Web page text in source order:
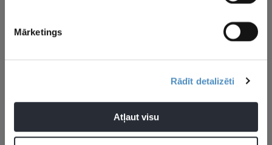
Mārketings
Rādīt detalizēti
Atļaut visu
Aktualitātes
Pagaidām neviens nav komentējis